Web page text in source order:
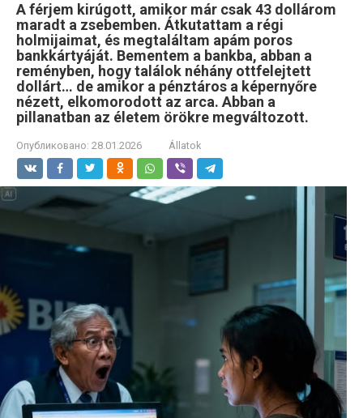
A férjem kirúgott, amikor már csak 43 dollárom
maradt a zsebemben. Átkutattam a régi
holmijaimat, és megtaláltam apám poros
bankkártyáját. Bementem a bankba, abban a
reményben, hogy találok néhány ottfelejtett
dollárt… de amikor a pénztáros a képernyőre
nézett, elkomorodott az arca. Abban a
pillanatban az életem örökre megváltozott.
Опубликовано: 28.01.2026 Állatok